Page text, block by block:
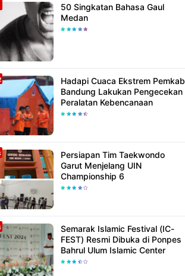
50 Singkatan Bahasa Gaul
Medan
Hadapi Cuaca Ekstrem Pemkab
Bandung Lakukan Pengecekan
Peralatan Kebencanaan
Persiapan Tim Taekwondo
Garut Menjelang UIN
Championship 6
Semarak Islamic Festival (IC-
FEST) Resmi Dibuka di Ponpes
Bahrul Ulum Islamic Center